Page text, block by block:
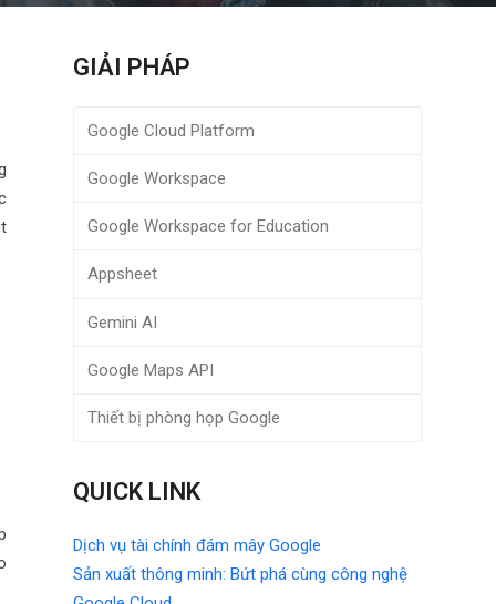
GIẢI PHÁP
Google Cloud Platform
Google Workspace
Google Workspace for Education
Appsheet
Gemini AI
Google Maps API
Thiết bị phòng họp Google
QUICK LINK
Dịch vụ tài chính đám mây Google
Sản xuất thông minh: Bứt phá cùng công nghệ